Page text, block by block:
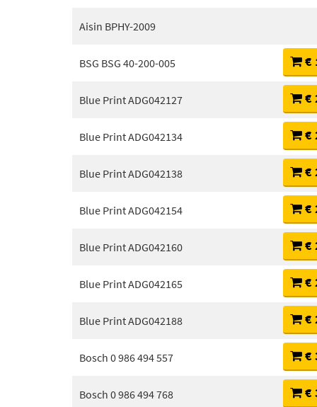
Aisin BPHY-2009
BSG BSG 40-200-005 €
Blue Print ADG042127 €
Blue Print ADG042134 €
Blue Print ADG042138 €
Blue Print ADG042154 €
Blue Print ADG042160 €
Blue Print ADG042165 €
Blue Print ADG042188 €
Bosch 0 986 494 557 €
Bosch 0 986 494 768 €